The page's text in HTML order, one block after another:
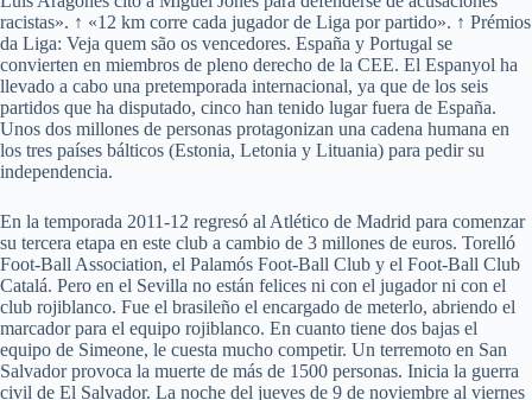
racistas». ↑ «12 km corre cada jugador de Liga por partido». ↑ Prémios
da Liga: Veja quem são os vencedores. España y Portugal se
convierten en miembros de pleno derecho de la CEE. El Espanyol ha
llevado a cabo una pretemporada internacional, ya que de los seis
partidos que ha disputado, cinco han tenido lugar fuera de España.
Unos dos millones de personas protagonizan una cadena humana en
los tres países bálticos (Estonia, Letonia y Lituania) para pedir su
independencia.
En la temporada 2011-12 regresó al Atlético de Madrid para comenzar
su tercera etapa en este club a cambio de 3 millones de euros. Torelló
Foot-Ball Association, el Palamós Foot-Ball Club y el Foot-Ball Club
Catalá. Pero en el Sevilla no están felices ni con el jugador ni con el
club rojiblanco. Fue el brasileño el encargado de meterlo, abriendo el
marcador para el equipo rojiblanco. En cuanto tiene dos bajas el
equipo de Simeone, le cuesta mucho competir. Un terremoto en San
Salvador provoca la muerte de más de 1500 personas. Inicia la guerra
civil de El Salvador. La noche del jueves de 9 de noviembre al viernes